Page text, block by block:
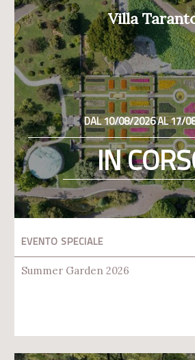
Villa
DAL 10/08/2026 AL 17/
IN
EVENTO SPECIALE
Summer Garden 2026